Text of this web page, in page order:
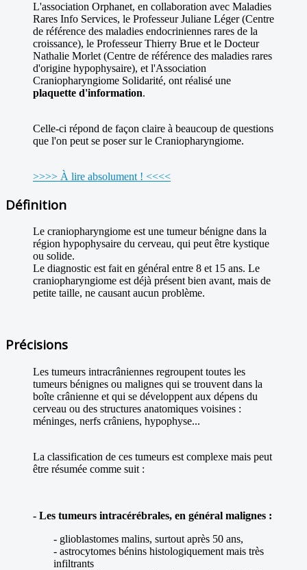
L'association Orphanet, en collaboration avec Maladies
Rares Info Services, le Professeur Juliane Léger (Centre
de référence des maladies endocriniennes rares de la
croissance), le Professeur Thierry Brue et le Docteur
Nathalie Morlet (Centre de référence des maladies rares
d'origine hypophysaire), et l'Association
Craniopharyngiome Solidarité, ont réalisé une
plaquette d'information.
Celle-ci répond de façon claire à beaucoup de questions
que l'on peut se poser sur le Craniopharyngiome.
>>>> À lire absolument ! <<<<
Définition
Le craniopharyngiome est une tumeur bénigne dans la
région hypophysaire du cerveau, qui peut être kystique
ou solide.
Le diagnostic est fait en général entre 8 et 15 ans. Le
craniopharyngiome est déjà présent bien avant, mais de
petite taille, ne causant aucun problème.
Précisions
Les tumeurs intracrâniennes regroupent toutes les
tumeurs bénignes ou malignes qui se trouvent dans la
boîte crânienne et qui se développent aux dépens du
cerveau ou des structures anatomiques voisines :
méninges, nerfs crâniens, hypophyse...
La classification de ces tumeurs est complexe mais peut
être résumée comme suit :
- Les tumeurs intracérébrales, en général malignes :
- glioblastomes malins, surtout après 50 ans,
- astrocytomes bénins histologiquement mais très
infiltrants